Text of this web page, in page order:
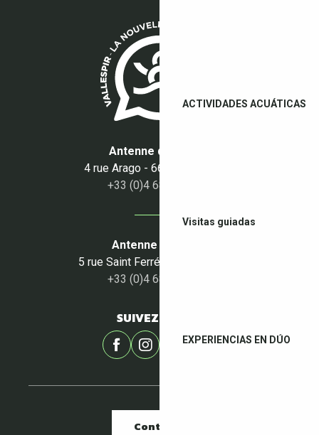
ACTIVIDADES ACUÁTICAS
Visitas guiadas
EXPERIENCIAS EN DÚO
Antenne du Boulou
4 rue Arago - 66160 Le Boulou
+33 (0)4 68 87 50 95
Antenne du Céret
5 rue Saint Ferréol - 66400 Céret
+33 (0)4 68 87 00 53
SUIVEZ-NOUS !
Contacto